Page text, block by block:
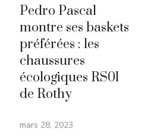
Pedro Pascal
montre ses baskets
préférées : les
chaussures
écologiques RS01
de Rothy
mars 28, 2023